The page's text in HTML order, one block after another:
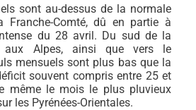
sont au-dessus de la normale
Franche-Comté, dû en partie à
du 28 avril. Du sud de la
aux Alpes, ainsi que vers le
mensuels sont plus bas que la
souvent compris entre 25 et
même le mois le plus pluvieux
les Pyrénées-Orientales.